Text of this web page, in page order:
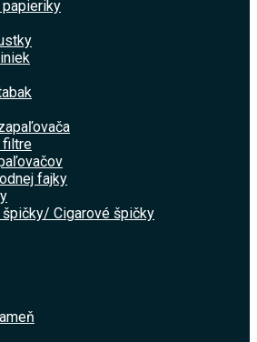
filtre
fajky
Cigarové špičky